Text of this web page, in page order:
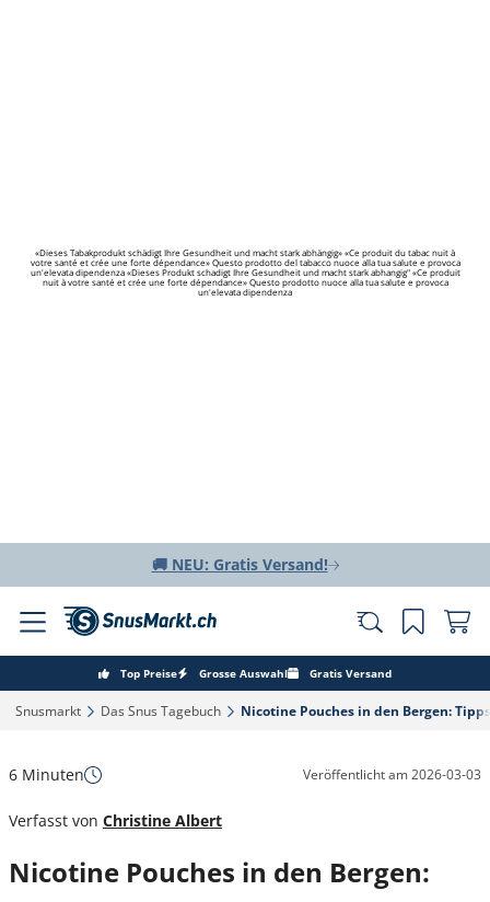
«Dieses Tabakprodukt schädigt Ihre Gesundheit und macht stark abhängig» «Ce produit du tabac nuit à
votre santé et crée une forte dépendance» Questo prodotto del tabacco nuoce alla tua salute e provoca
un'elevata dipendenza «Dieses Produkt schadigt Ihre Gesundheit und macht stark abhangig" «Ce produit
nuit à votre santé et crée une forte dépendance» Questo prodotto nuoce alla tua salute e provoca
un'elevata dipendenza
🚚 NEU: Gratis Versand!
Top Preise Grosse Auswahl Gratis Versand
Snusmarkt‎ Das Snus Tagebuch‎ Nicotine Pouches in den Bergen:
6 Minuten Veröffentlicht am2026-03-03
Verfasst von Christine Albert
Nicotine Pouches in den Bergen: